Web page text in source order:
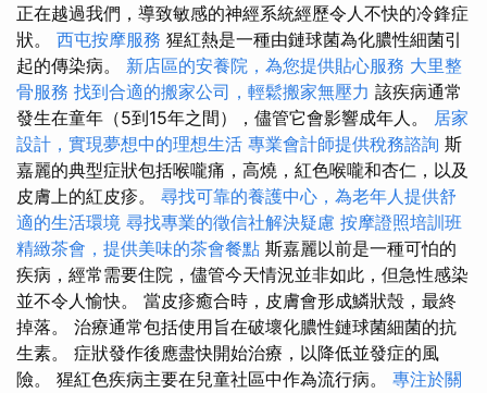
正在越過我們，導致敏感的神經系統經歷令人不快的冷鋒症
狀。 西屯按摩服務 猩紅熱是一種由鏈球菌為化膿性細菌引
起的傳染病。 新店區的安養院，為您提供貼心服務 大里整
骨服務 找到合適的搬家公司，輕鬆搬家無壓力 該疾病通常
發生在童年（5到15年之間），儘管它會影響成年人。 居家
設計，實現夢想中的理想生活 專業會計師提供稅務諮詢 斯
嘉麗的典型症狀包括喉嚨痛，高燒，紅色喉嚨和杏仁，以及
皮膚上的紅皮疹。 尋找可靠的養護中心，為老年人提供舒
適的生活環境 尋找專業的徵信社解決疑慮 按摩證照培訓班
精緻茶會，提供美味的茶會餐點 斯嘉麗以前是一種可怕的
疾病，經常需要住院，儘管今天情況並非如此，但急性感染
並不令人愉快。 當皮疹癒合時，皮膚會形成鱗狀殼，最終
掉落。 治療通常包括使用旨在破壞化膿性鏈球菌細菌的抗
生素。 症狀發作後應盡快開始治療，以降低並發症的風
險。 猩紅色疾病主要在兒童社區中作為流行病。 專注於關